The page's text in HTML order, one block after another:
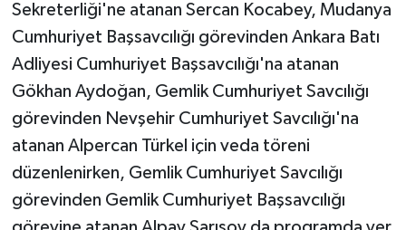
Sekreterliği'ne atanan Sercan Kocabey, Mudanya
Cumhuriyet Başsavcılığı görevinden Ankara Batı
Adliyesi Cumhuriyet Başsavcılığı'na atanan
Gökhan Aydoğan, Gemlik Cumhuriyet Savcılığı
görevinden Nevşehir Cumhuriyet Savcılığı'na
atanan Alpercan Türkel için veda töreni
düzenlenirken, Gemlik Cumhuriyet Savcılığı
görevinden Gemlik Cumhuriyet Başsavcılığı